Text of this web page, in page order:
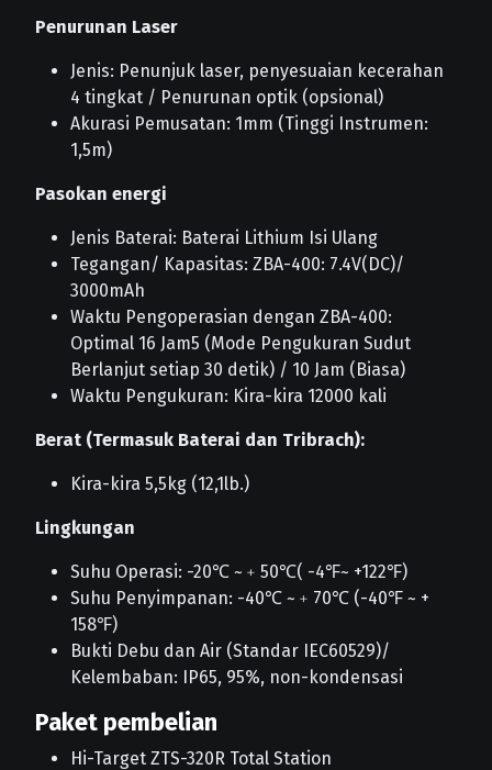
Penurunan Laser
Jenis: Penunjuk laser, penyesuaian kecerahan
4 tingkat / Penurunan optik (opsional)
Akurasi Pemusatan: 1mm (Tinggi Instrumen:
1,5m)
Pasokan energi
Jenis Baterai: Baterai Lithium Isi Ulang
Tegangan/ Kapasitas: ZBA-400: 7.4V(DC)/
3000mAh
Waktu Pengoperasian dengan ZBA-400:
Optimal 16 Jam5 (Mode Pengukuran Sudut
Berlanjut setiap 30 detik) / 10 Jam (Biasa)
Waktu Pengukuran: Kira-kira 12000 kali
Berat (Termasuk Baterai dan Tribrach):
Kira-kira 5,5kg (12,1lb.)
Lingkungan
Suhu Operasi: -20℃ ~﹢50℃( -4℉~ +122℉)
Suhu Penyimpanan: -40℃ ~﹢70℃ (-40℉ ~ +
158℉)
Bukti Debu dan Air (Standar IEC60529)/
Kelembaban: IP65, 95%, non-kondensasi
Paket pembelian
Hi-Target ZTS-320R Total Station